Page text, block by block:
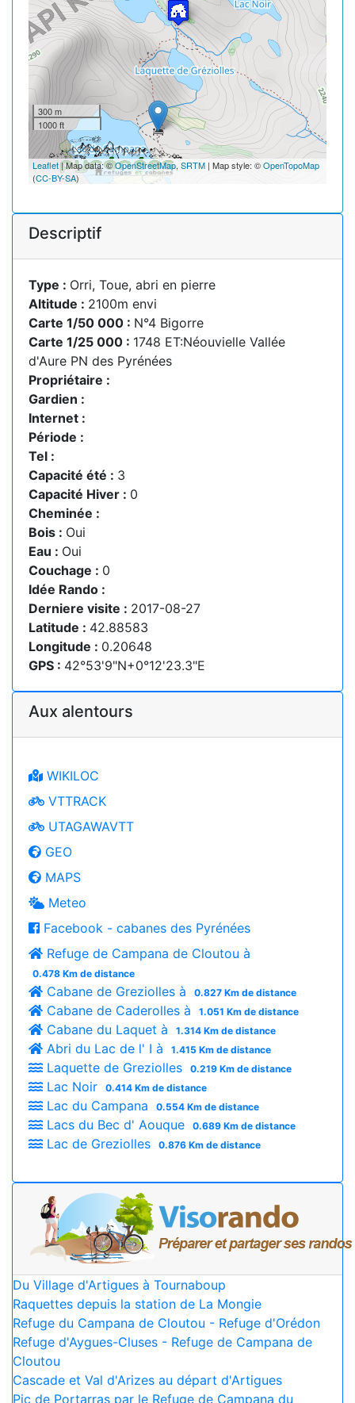
300 m
1000 ft
Leaflet| Map data: ©OpenStreetMap, SRTM | Map style: ©OpenTopoMap
(CC-BY-SA)
Descriptif
Type : Orri, Toue, abri en pierre
Altitude : 2100m envi
Carte 1/50 000 : N°4 Bigorre
Carte 1/25 000 : 1748 ET:Néouvielle Vallée
d'Aure PN des Pyrénées
Propriétaire :
Gardien :
Internet :
Période :
Tel :
Capacité été : 3
Capacité Hiver : 0
Cheminée :
Bois : Oui
Eau : Oui
Couchage : 0
Idée Rando :
Derniere visite : 2017-08-27
Latitude : 42.88583
Longitude : 0.20648
GPS : 42°53'9"N+0°12'23.3"E
Aux alentours
WIKILOC
VTTRACK
UTAGAWAVTT
GEO
MAPS
Meteo
Facebook - cabanes des Pyrénées
Refuge de Campana de Cloutou à
0.478 Km de distance
Cabane de Greziolles à 0.827 Km de distance
Cabane de Caderolles à 1.051 Km de distance
Cabane du Laquet à 1.314 Km de distance
Abri du Lac de l' I à 1.415 Km de distance
Laquette de Greziolles 0.219 Km de distance
Lac Noir 0.414 Km de distance
Lac du Campana 0.554 Km de distance
Lacs du Bec d' Aouque 0.689 Km de distance
Lac de Greziolles 0.876 Km de distance
Du Village d'Artigues à Tournaboup
Raquettes depuis la station de La Mongie
Refuge du Campana de Cloutou - Refuge d'Orédon
Refuge d'Aygues-Cluses - Refuge de Campana de
Cloutou
Cascade et Val d'Arizes au départ d'Artigues
Pic de Portarras par le Refuge de Campana du